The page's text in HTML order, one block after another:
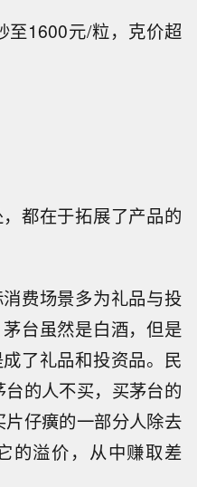
至1600元/粒，克价超
都在于拓展了产品的
费场景多为礼品与投
台虽然是白酒，但是
了礼品和投资品。民
的人不买，买茅台的
仔癀的一部分人除去
的溢价，从中赚取差